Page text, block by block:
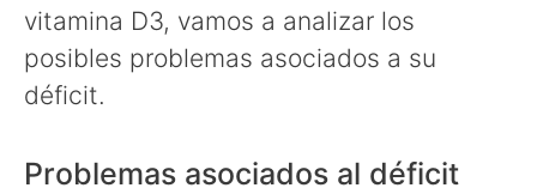
vitamina D3, vamos a analizar los
posibles problemas asociados a su
déficit.
Problemas asociados al déficit